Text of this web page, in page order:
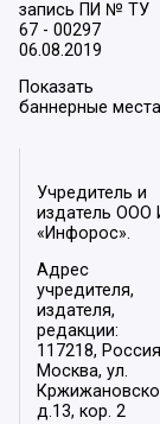
запись ПИ № ТУ
67 - 00297
06.08.2019
Показать
баннерные места
Учредитель и
издатель ООО
«Инфорос».
Адрес
учредителя,
издателя,
редакции:
117218,
Москва, ул.
д.13, кор. 2